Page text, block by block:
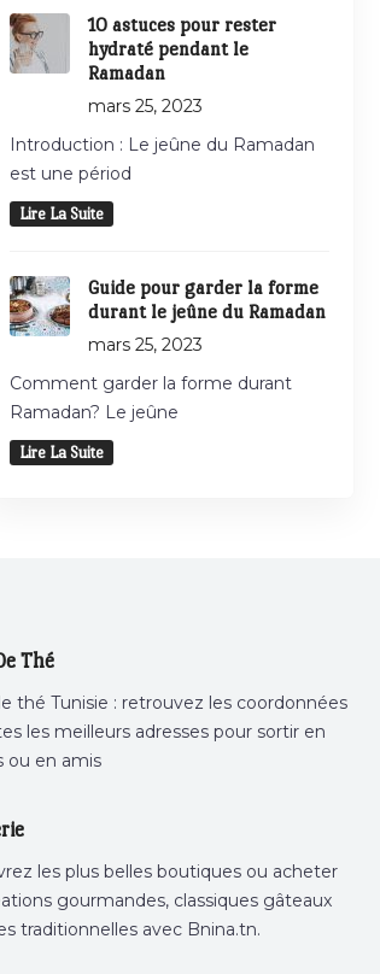
10 astuces pour rester
hydraté pendant le
Ramadan
mars 25, 2023
Introduction : Le jeûne du Ramadan
est une périod
Lire La Suite
Guide pour garder la forme
durant le jeûne du Ramadan
mars 25, 2023
Comment garder la forme durant
Ramadan? Le jeûne
Lire La Suite
Thé
thé Tunisie : retrouvez les coordonnées
les meilleurs adresses pour sortir en
ou en amis
les plus belles boutiques ou acheter
gourmandes, classiques gâteaux
traditionnelles avec Bnina.tn.